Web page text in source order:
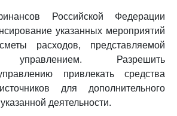
Российской Федерации
указанных мероприятий
расходов, представляемой
управлением. Разрешить
привлекать средства
для дополнительного
деятельности.